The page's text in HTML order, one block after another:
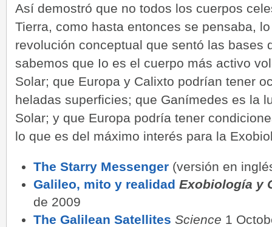
Así demostró que no todos los cuerpos
Tierra, como hasta entonces se pensaba,
revolución conceptual que sentó las bases
sabemos que Io es el cuerpo más activo
Solar; que Europa y Calixto podrían tener
heladas superficies; que Ganímedes es la
Solar; y que Europa podría tener
lo que es del máximo interés para la
The Starry Messenger (versión en
Galileo, mito y realidad Exobiología y
de 2009
The Galilean Satellites Science 1